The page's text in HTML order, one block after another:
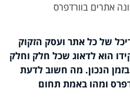
אתרים בוורדפרס
של כל אתר ועסק הזקוק
הוא לדאוג שכל חלק וחלק
הנכון. מה חשוב לדעת
ומהו באמת תחום